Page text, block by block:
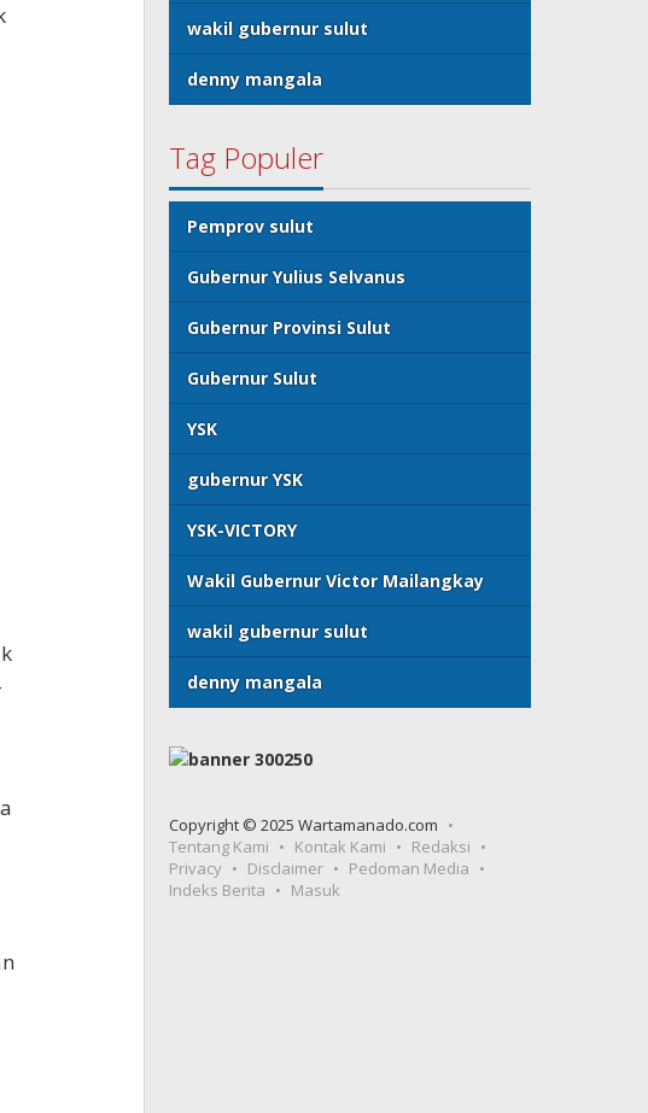
wakil gubernur sulut
denny mangala
Tag Populer
Pemprov sulut
Gubernur Yulius Selvanus
Gubernur Provinsi Sulut
Gubernur Sulut
YSK
gubernur YSK
YSK-VICTORY
Wakil Gubernur Victor Mailangkay
wakil gubernur sulut
denny mangala
Copyright © 2025 Wartamanado.com
Tentang Kami
Kontak Kami
Redaksi
Privacy
Disclaimer
Pedoman Media
Indeks Berita
Masuk